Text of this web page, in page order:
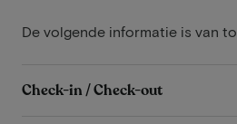
De volgende informatie is van
Check-in / Check-out